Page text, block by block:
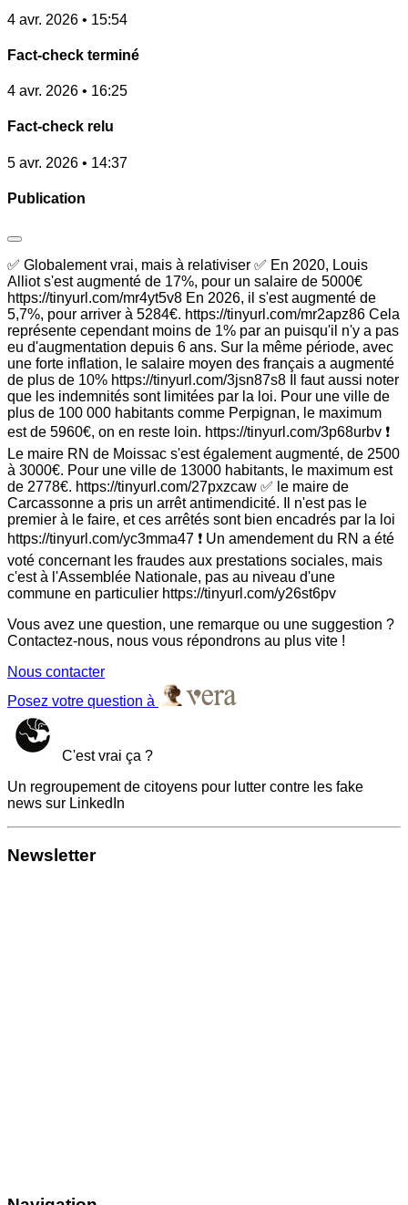
4 avr. 2026 • 15:54
Fact-check terminé
4 avr. 2026 • 16:25
Fact-check relu
5 avr. 2026 • 14:37
Publication
✅ Globalement vrai, mais à relativiser ✅ En 2020, Louis
Alliot s'est augmenté de 17%, pour un salaire de 5000€
https://tinyurl.com/mr4yt5v8 En 2026, il s'est augmenté de
5,7%, pour arriver à 5284€. https://tinyurl.com/mr2apz86 Cela
représente cependant moins de 1% par an puisqu'il n'y a pas
eu d'augmentation depuis 6 ans. Sur la même période, avec
une forte inflation, le salaire moyen des français a augmenté
de plus de 10% https://tinyurl.com/3jsn87s8 Il faut aussi noter
que les indemnités sont limitées par la loi. Pour une ville de
plus de 100 000 habitants comme Perpignan, le maximum
est de 5960€, on en reste loin. https://tinyurl.com/3p68urbv ❗
Le maire RN de Moissac s'est également augmenté, de 2500
à 3000€. Pour une ville de 13000 habitants, le maximum est
de 2778€. https://tinyurl.com/27pxzcaw ✅ le maire de
Carcassonne a pris un arrêt antimendicité. Il n'est pas le
premier à le faire, et ces arrêtés sont bien encadrés par la loi
https://tinyurl.com/yc3mma47 ❗ Un amendement du RN a été
voté concernant les fraudes aux prestations sociales, mais
c'est à l'Assemblée Nationale, pas au niveau d'une
commune en particulier https://tinyurl.com/y26st6pv
Vous avez une question, une remarque ou une suggestion ?
Contactez-nous, nous vous répondrons au plus vite !
Nous contacter
Posez votre question à
C'est vrai ça ?
Un regroupement de citoyens pour lutter contre les fake
news sur LinkedIn
Newsletter